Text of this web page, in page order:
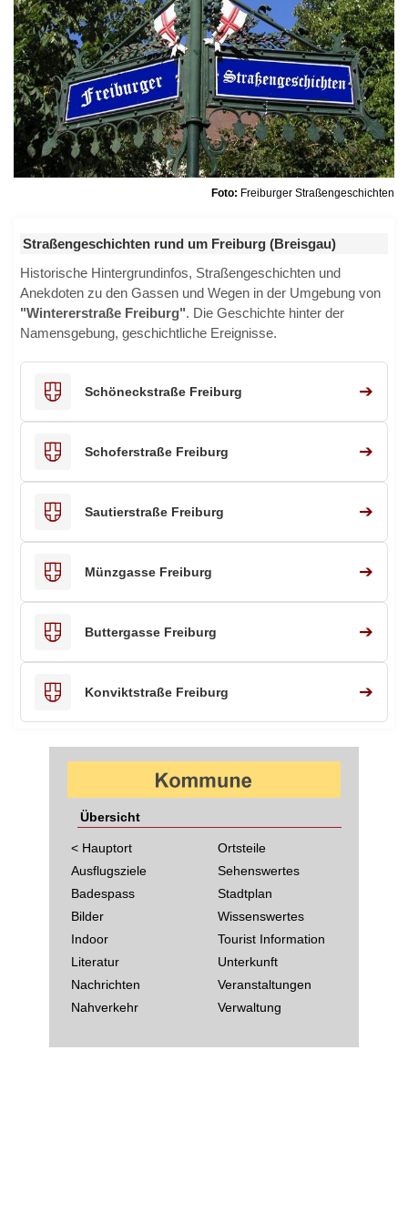
Foto: Freiburger Straßengeschichten
Straßengeschichten rund um Freiburg (Breisgau)
Historische Hintergrundinfos, Straßengeschichten und
Anekdoten zu den Gassen und Wegen in der Umgebung von
"Wintererstraße Freiburg". Die Geschichte hinter der
Namensgebung, geschichtliche Ereignisse.
Schöneckstraße Freiburg ➔
Schoferstraße Freiburg ➔
Sautierstraße Freiburg ➔
Münzgasse Freiburg ➔
Buttergasse Freiburg ➔
Konviktstraße Freiburg ➔
Übersicht
< Hauptort
Ausflugsziele
Badespass
Bilder
Indoor
Literatur
Nachrichten
Nahverkehr
Ortsteile
Sehenswertes
Stadtplan
Wissenswertes
Tourist Information
Unterkunft
Veranstaltungen
Verwaltung